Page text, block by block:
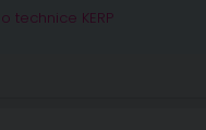
technice KERP